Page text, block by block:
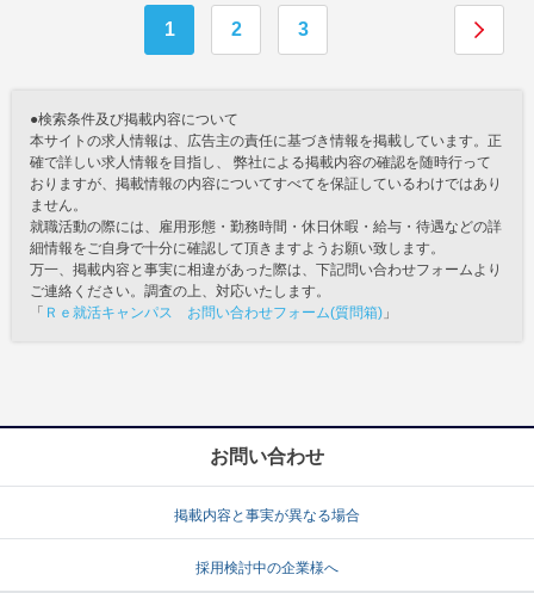
1 2 3
●検索条件及び掲載内容について
本サイトの求人情報は、広告主の責任に基づき情報を掲載しています。正
確で詳しい求人情報を目指し、 弊社による掲載内容の確認を随時行って
おりますが、掲載情報の内容についてすべてを保証しているわけではあり
ません。
就職活動の際には、雇用形態・勤務時間・休日休暇・給与・待遇などの詳
細情報をご自身で十分に確認して頂きますようお願い致します。
万一、掲載内容と事実に相違があった際は、下記問い合わせフォームより
ご連絡ください。調査の上、対応いたします。
「 Ｒｅ就活キャンパス お問い合わせフォーム(質問箱) 」
お問い合わせ
掲載内容と事実が異なる場合
採用検討中の企業様へ